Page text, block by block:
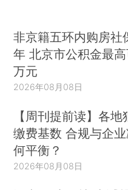
非京籍五环内购房社
年 北京市公积金最
万元
2026年08月08日
【周刊提前读】各地
缴费基数 合规与企
何平衡？
2026年08月08日